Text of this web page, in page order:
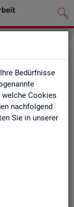
Bedürfnisse
Cookies
nachfolgend
Sie in unserer
haben